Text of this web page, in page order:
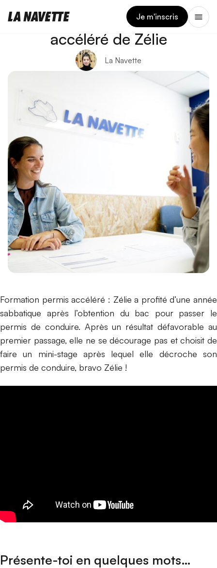
Je m'inscris
La formation permis
accéléré de Zélie
La Navette
Formation permis accéléré : Zélie a profité d’une année
sabbatique après l’obtention du bac pour passer le
permis de conduire. Après un résultat défavorable au
premier passage, elle ne se décourage pas et choisit de
faire un mini-stage après lequel elle décroche son
permis de conduire, bravo Zélie !
Présente-toi en quelques mots…